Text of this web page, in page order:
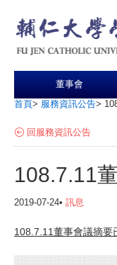
董事會
首頁> 服務資訊公告>
回服務資訊公告
108.7.11
2019-07-24• 訊息
108.7.11董事會議摘要